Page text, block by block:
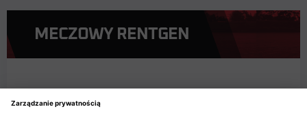
MECZOWY RENTGEN
► 61. finał Pucharu Polski